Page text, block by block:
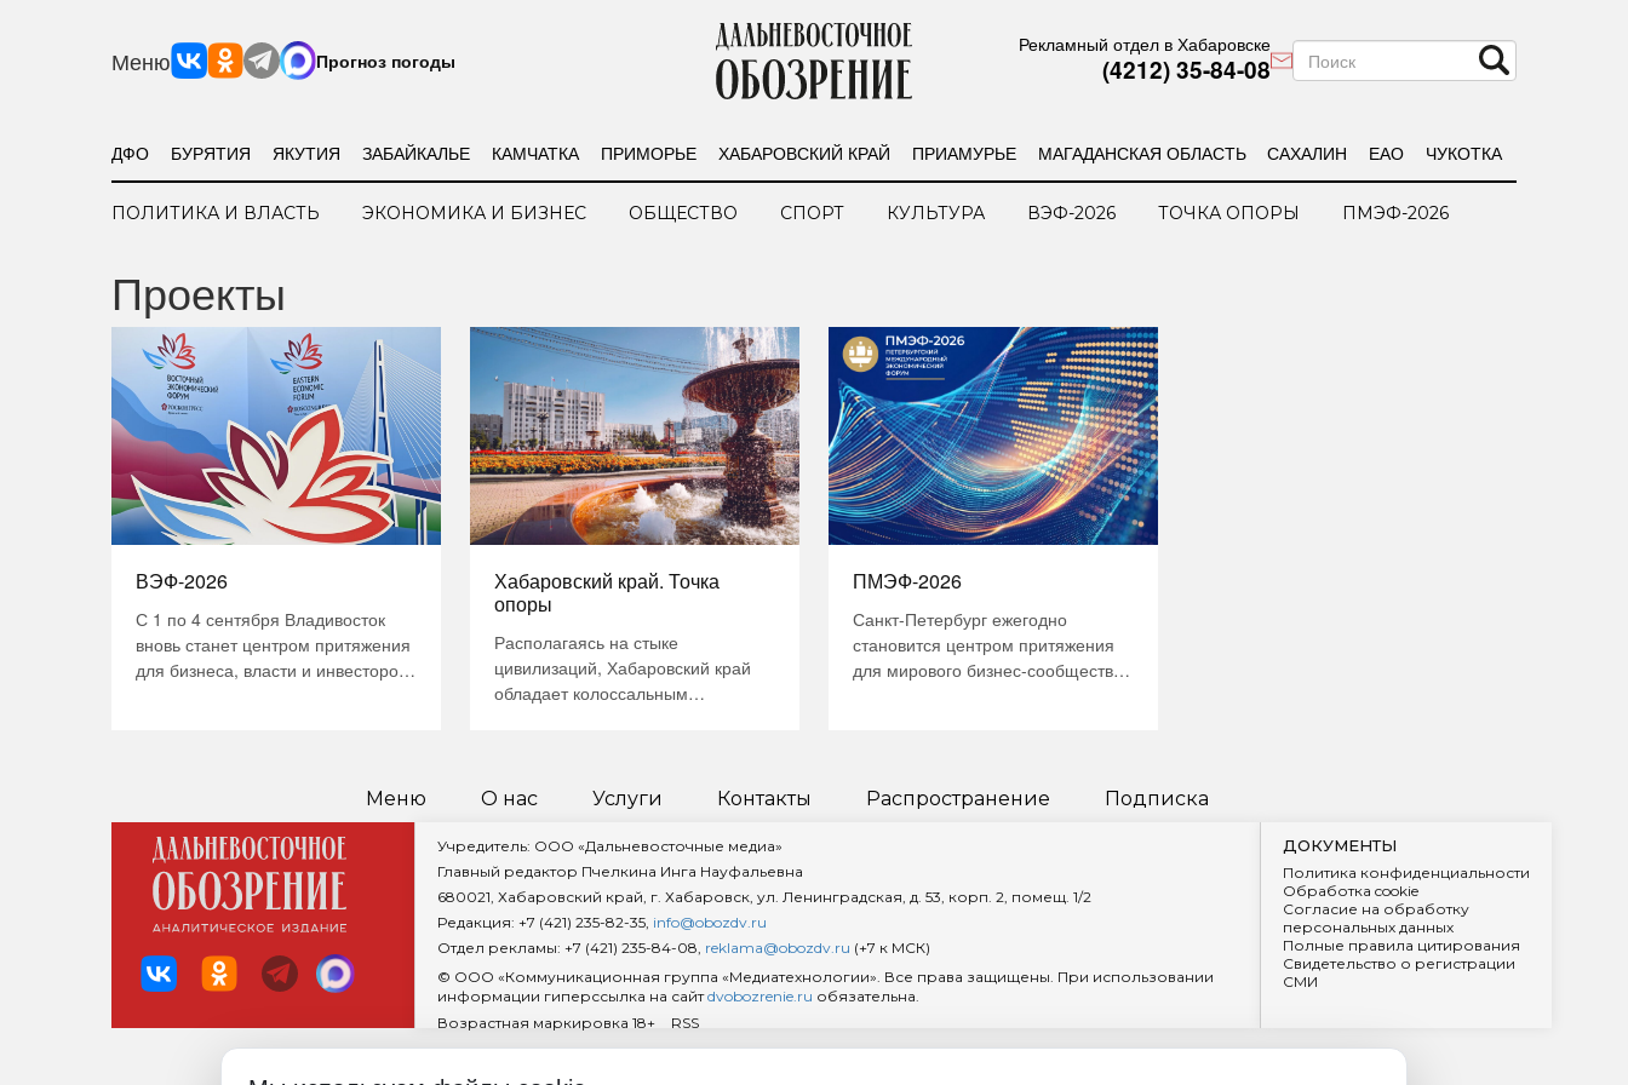
Меню Прогноз погоды
Рекламный отдел в Хабаровске
(4212) 35-84-08
ДФО БУРЯТИЯ ЯКУТИЯ ЗАБАЙКАЛЬЕ КАМЧАТКА ПРИМОРЬЕ ХАБАРОВСКИЙ КРАЙ ПРИАМУРЬЕ МАГАДАНСКАЯ ОБЛАСТЬ САХАЛИН ЕАО ЧУКОТКА
ПОЛИТИКА И ВЛАСТЬ ЭКОНОМИКА И БИЗНЕС ОБЩЕСТВО СПОРТ КУЛЬТУРА ВЭФ-2026 ТОЧКА ОПОРЫ ПМЭФ-2026
Проекты
ВЭФ-2026
С 1 по 4 сентября Владивосток
вновь станет центром притяжения
для бизнеса, власти и инвесторов
экономики на площадке кампуса
ДВФУ. Главная тема форума
«Дальний Восток — развитие во
благо людей» задает новый вектор
обсуждений: от масштабных
инфраструктурных проектов к
качеству …
Хабаровский край. Точка
опоры
Располагаясь на стыке
цивилизаций, Хабаровский край
обладает колоссальным
форпост страны, где решаются
национальной безопасности и
обеспечивается суверенитет
России в Азиатско-Тихоокеанском
регионе. Именно здесь
государственная власть выступает
главной гарантией стабильности и
присутствия. Однако сила региона
определяется не только его
географией, но и качеством жизни
ПМЭФ-2026
Санкт-Петербург ежегодно
становится центром притяжения
для мирового бизнес-сообщества,
форум — это авторитетная
повестки и закладываются основы
сотрудничества. Традиционно
форум собирает элиту делового
мира: глав государств и
ведущих транснациональных
Меню О нас Услуги Контакты Распространение Подписка
Учредитель: ООО «Дальневосточные медиа»
Главный редактор Пчелкина Инга Науфальевна
680021, Хабаровский край, г. Хабаровск, ул. Ленинградская, д. 53, корп. 2, помещ. 1/2
Редакция: +7 (421) 235-82-35, info@obozdv.ru
Отдел рекламы: +7 (421) 235-84-08, reklama@obozdv.ru (+7 к МСК)
© ООО «Коммуникационная группа «Медиатехнологии». Все права защищены. При использовании
информации гиперссылка на сайтdvobozrenie.ru обязательна.
Возрастная маркировка 18+
RSS
ДОКУМЕНТЫ
Политика конфиденциальности
Обработка cookie
Согласие на обработку
персональных данных
Полные правила цитирования
Свидетельство о регистрации
СМИ